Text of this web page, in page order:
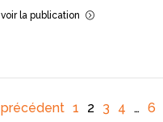
voir la publication =
précédent 1 2 3 4 … 6